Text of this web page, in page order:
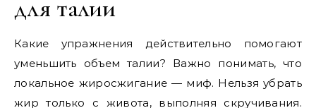
для талии
Какие упражнения действительно помогают
уменьшить объем талии? Важно понимать, что
локальное жиросжигание — миф. Нельзя убрать
жир только с живота, выполняя скручивания.